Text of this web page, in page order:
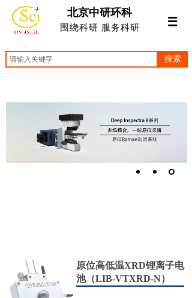
北京中研环科
围绕科研 服务科研
搜索
原位高低温XRD锂离子电
池（LIB-VTXRD-N）